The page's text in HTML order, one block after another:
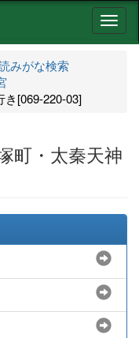
ナ
ビ
みがな検索
[069-220-03]
町・太秦天神